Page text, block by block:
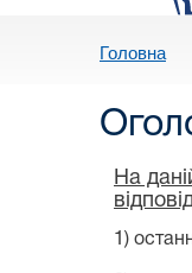
Головна
На
1)